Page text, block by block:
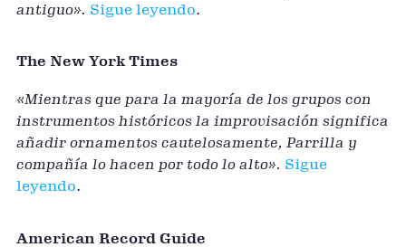
antiguo». Sigue leyendo.
The New York Times
«Mientras que para la mayoría de los grupos con
instrumentos históricos la improvisación significa
añadir ornamentos cautelosamente, Parrilla y
compañía lo hacen por todo lo alto». Sigue
leyendo.
American Record Guide